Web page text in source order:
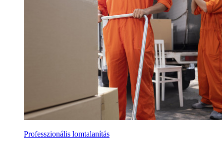
Professzionális lomtalanítás